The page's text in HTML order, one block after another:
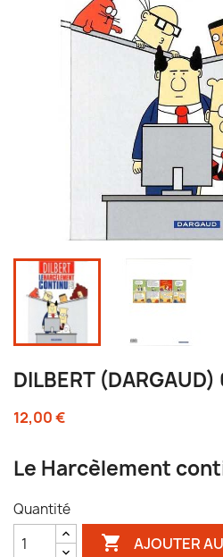
DILBERT (DARGAUD)
12,00 €
Le Harcèlement
Quantité
 AJOUTER